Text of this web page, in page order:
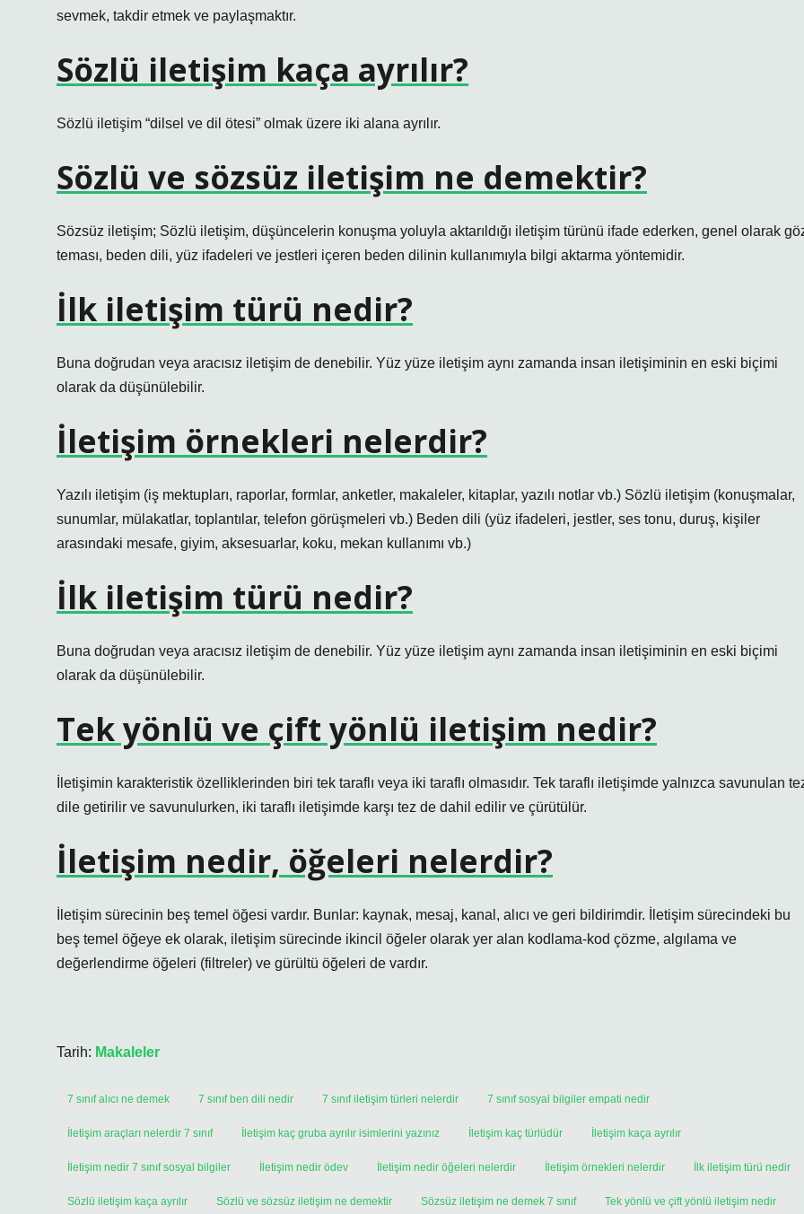
sevmek, takdir etmek ve paylaşmaktır.
Sözlü iletişim kaça ayrılır?
Sözlü iletişim “dilsel ve dil ötesi” olmak üzere iki alana ayrılır.
Sözlü ve sözsüz iletişim ne demektir?
Sözsüz iletişim; Sözlü iletişim, düşüncelerin konuşma yoluyla aktarıldığı iletişim türünü ifade ederken, genel olarak
teması, beden dili, yüz ifadeleri ve jestleri içeren beden dilinin kullanımıyla bilgi aktarma yöntemidir.
İlk iletişim türü nedir?
Buna doğrudan veya aracısız iletişim de denebilir. Yüz yüze iletişim aynı zamanda insan iletişiminin en eski biçimi
olarak da düşünülebilir.
İletişim örnekleri nelerdir?
Yazılı iletişim (iş mektupları, raporlar, formlar, anketler, makaleler, kitaplar, yazılı notlar vb.) Sözlü iletişim (konuşmalar,
sunumlar, mülakatlar, toplantılar, telefon görüşmeleri vb.) Beden dili (yüz ifadeleri, jestler, ses tonu, duruş, kişiler
arasındaki mesafe, giyim, aksesuarlar, koku, mekan kullanımı vb.)
İlk iletişim türü nedir?
Buna doğrudan veya aracısız iletişim de denebilir. Yüz yüze iletişim aynı zamanda insan iletişiminin en eski biçimi
olarak da düşünülebilir.
Tek yönlü ve çift yönlü iletişim nedir?
İletişimin karakteristik özelliklerinden biri tek taraflı veya iki taraflı olmasıdır. Tek taraflı iletişimde yalnızca savunulan
dile getirilir ve savunulurken, iki taraflı iletişimde karşı tez de dahil edilir ve çürütülür.
İletişim nedir, öğeleri nelerdir?
İletişim sürecinin beş temel öğesi vardır. Bunlar: kaynak, mesaj, kanal, alıcı ve geri bildirimdir. İletişim sürecindeki bu
beş temel öğeye ek olarak, iletişim sürecinde ikincil öğeler olarak yer alan kodlama-kod çözme, algılama ve
değerlendirme öğeleri (filtreler) ve gürültü öğeleri de vardır.
Tarih: Makaleler
7 sınıf alıcı ne demek 7 sınıf ben dili nedir 7 sınıf iletişim türleri nelerdir 7 sınıf sosyal bilgiler empati nedir
İletişim araçları nelerdir 7 sınıf İletişim kaç gruba ayrılır isimlerini yazınız İletişim kaç türlüdür İletişim kaça ayrılır
İletişim nedir 7 sınıf sosyal bilgiler İletişim nedir ödev İletişim nedir öğeleri nelerdir İletişim örnekleri nelerdir İlk iletişim türü nedir
Sözlü iletişim kaça ayrılır Sözlü ve sözsüz iletişim ne demektir Sözsüz iletişim ne demek 7 sınıf Tek yönlü ve çift yönlü iletişim nedir